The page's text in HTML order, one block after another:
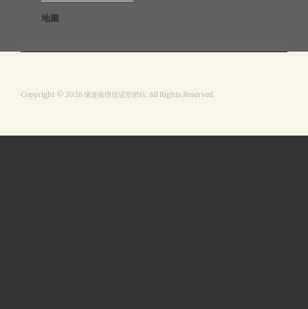
地圖
Copyright © 2026 循道衞理信望堂網站. All Rights Reserved.